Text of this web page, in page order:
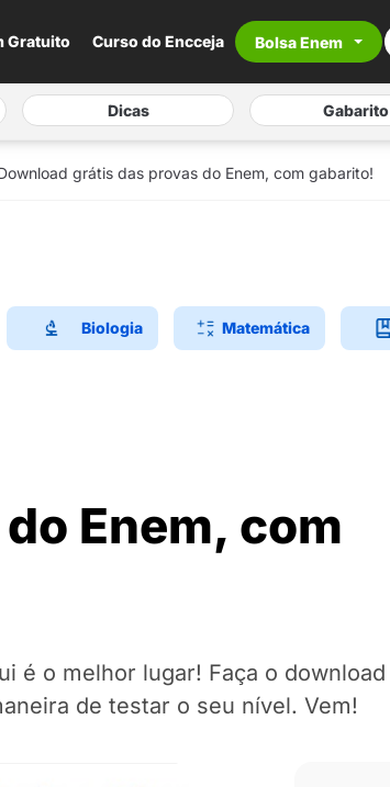
Gratuito Curso do Encceja Bolsa Enem
Dicas Gabarito
grátis das provas do Enem, com gabarito!
Biologia Matemática
Enem, com
é o melhor lugar! Faça o download
de testar o seu nível. Vem!